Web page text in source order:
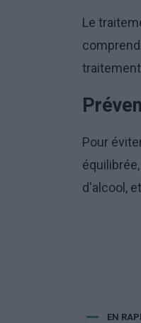
Le
Pour
d'alcool,
EN